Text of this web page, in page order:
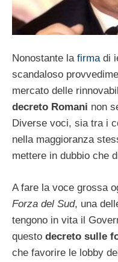
Nonostante la firmadi
scandaloso
mercato delle
decreto Romani non
Diverse voci, sia tra i
nella maggioranza
mettere in dubbio che
A fare la voce grossa
Forza del Sud, una
tengono in vita il
questo decreto sulle
che favorire le lobby